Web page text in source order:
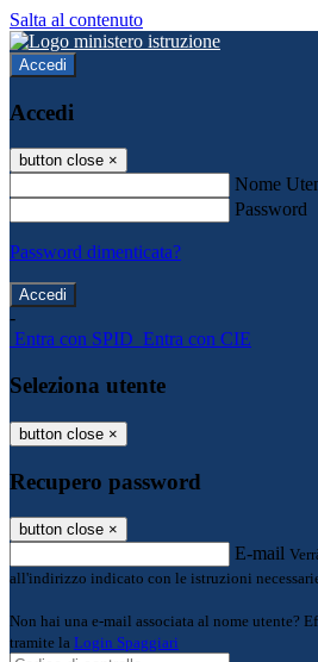
Salta al contenuto
Accedi
Accedi
button close ×
Nome
Password
Password dimenticata?
-
Entra con SPID Entra con CIE
Seleziona utente
button close ×
Recupero password
button close ×
E-mail
all'indirizzo indicato con le istruzioni
Non hai una e-mail associata al nome utente?
tramite la Login Spaggiari